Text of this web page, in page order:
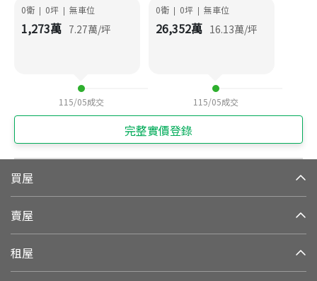
0衛 | 0坪 | 無車位
1,273萬 7.27萬/坪
115/05成交
0衛 | 0坪 | 無車位
26,352萬 16.13萬/坪
115/05成交
完整實價登錄
買屋
賣屋
租屋